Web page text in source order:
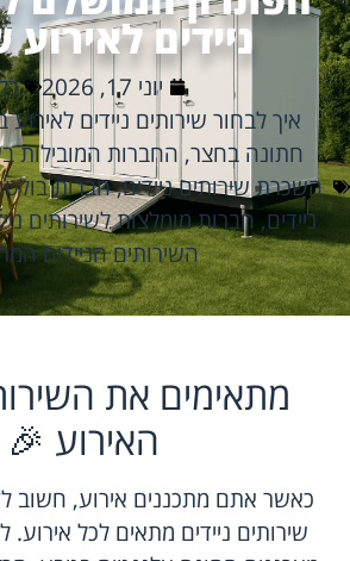
ניידים
יוני 17, 2026
איך לבחור שירותים ניידים לאירוע
חתונה בחצר, החברות המובילות
השכרת שירותים ניידים,חברות
ניידים, חברות מומלצות לשירותים
השירותים הניידים
מתאימים את
האירוע 🎉
כאשר אתם מתכננים אירוע, חשוב
שירותים ניידים מתאים לכל